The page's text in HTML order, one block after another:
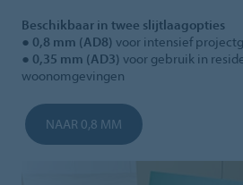
Beschikbaar in twee slijtlaagopties
● 0,8 mm (AD8) voor intensief
● 0,35 mm (AD3) voor gebruik in
woonomgevingen
NAAR 0,8 MM